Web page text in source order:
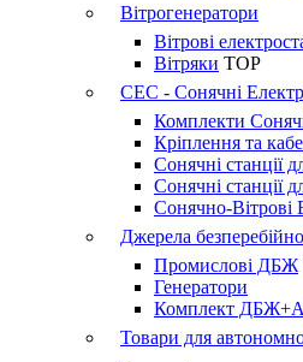
Вітрогенератори
Вітрові
Вітряки TOP
СЕС - Сонячні
Комплекти
Кріплення та
Сонячні станції
Сонячні станції
Сонячно-Вітрові
Джерела
Промислові ДБЖ
Генератори
Комплект
Товари для